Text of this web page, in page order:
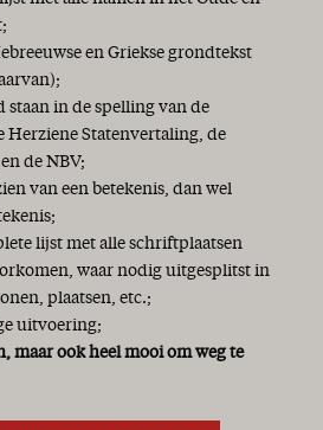
en Griekse grondtekst
staan in de spelling van de
Herziene Statenvertaling, de
de NBV;
van een betekenis, dan wel
lijst met alle schriftplaatsen
waar nodig uitgesplitst in
plaatsen, etc.;
uitvoering;
maar ook heel mooi om weg te